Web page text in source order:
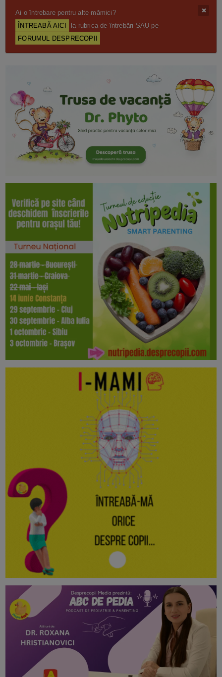
Ai o întrebare pentru alte mămici?
ÎNTREABĂ AICI
la rubrica de întrebări SAU pe
FORUMUL DESPRECOPII